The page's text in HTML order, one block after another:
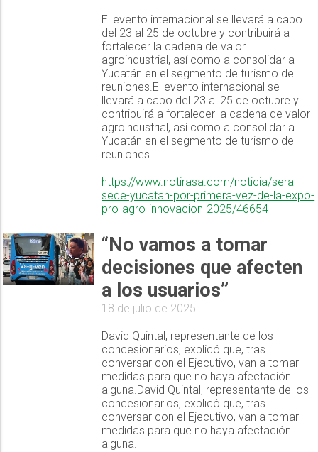
El evento internacional se llevará a cabo
del 23 al 25 de octubre y contribuirá a
fortalecer la cadena de valor
agroindustrial, así como a consolidar a
Yucatán en el segmento de turismo de
reuniones.El evento internacional se
llevará a cabo del 23 al 25 de octubre y
contribuirá a fortalecer la cadena de valor
agroindustrial, así como a consolidar a
Yucatán en el segmento de turismo de
reuniones.
https://www.notirasa.com/noticia/sera-
sede-yucatan-por-primera-vez-de-la-expo-
pro-agro-innovacion-2025/46654
“No vamos a tomar
decisiones que afecten
a los usuarios”
18 de julio de 2025
David Quintal, representante de los
concesionarios, explicó que, tras
conversar con el Ejecutivo, van a tomar
medidas para que no haya afectación
alguna.David Quintal, representante de los
concesionarios, explicó que, tras
conversar con el Ejecutivo, van a tomar
medidas para que no haya afectación
alguna.